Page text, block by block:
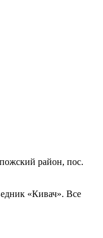
район, пос.
«Кивач». Все